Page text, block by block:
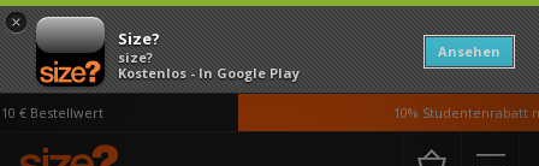
×
Size?
size?
Kostenlos - In Google Play
Ansehen
€ Bestellwert 10% Studentenrabatt